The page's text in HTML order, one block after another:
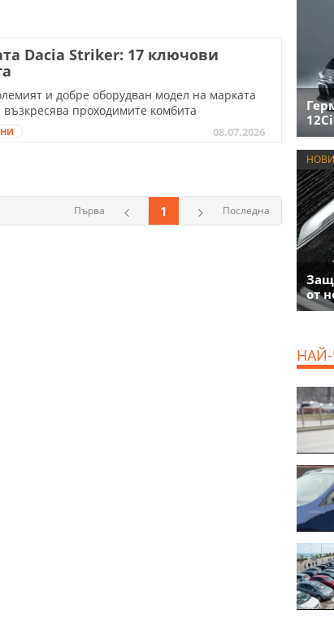
Dacia Striker: 17 ключови
и добре оборудван модел на марката
възкресява проходимите комбита
08.07.2026
Последна
1
Първа
от